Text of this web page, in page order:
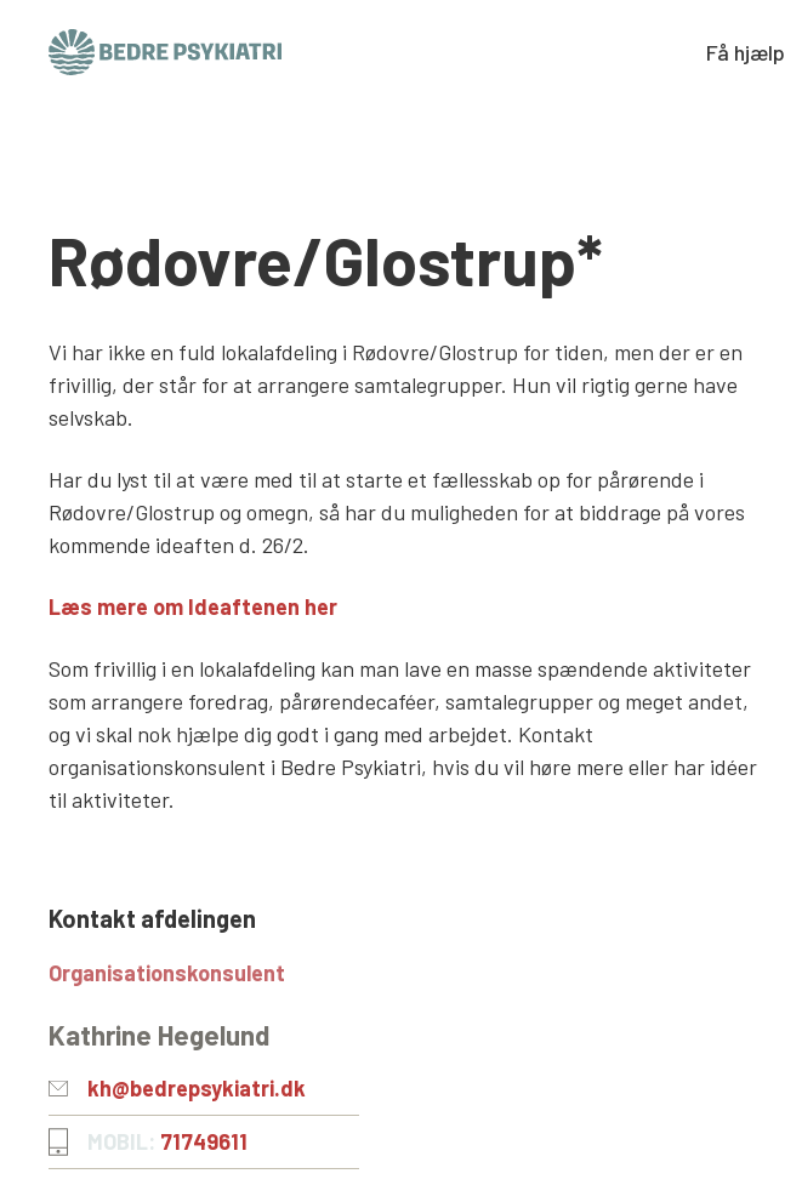
Få hjælp
Rødovre/Glostrup*
Vi har ikke en fuld lokalafdeling i Rødovre/Glostrup for tiden, men der er en
frivillig, der står for at arrangere samtalegrupper. Hun vil rigtig gerne have
selvskab.
Har du lyst til at være med til at starte et fællesskab op for pårørende i
Rødovre/Glostrup og omegn, så har du muligheden for at biddrage på vores
kommende ideaften d. 26/2.
Læs mere om Ideaftenen her
Som frivillig i en lokalafdeling kan man lave en masse spændende aktiviteter
som arrangere foredrag, pårørendecaféer, samtalegrupper og meget andet,
og vi skal nok hjælpe dig godt i gang med arbejdet. Kontakt
organisationskonsulent i Bedre Psykiatri, hvis du vil høre mere eller har idéer
til aktiviteter.
Kontakt afdelingen
Organisationskonsulent
Kathrine Hegelund
kh@bedrepsykiatri.dk
MOBIL: 71749611